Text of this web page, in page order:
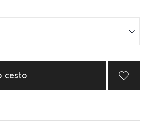
cesto